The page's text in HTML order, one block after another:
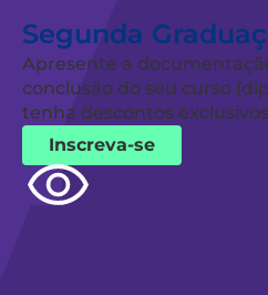
Segunda
Apresente a
conclusão do seu curso
tenha descontos
Inscreva-se